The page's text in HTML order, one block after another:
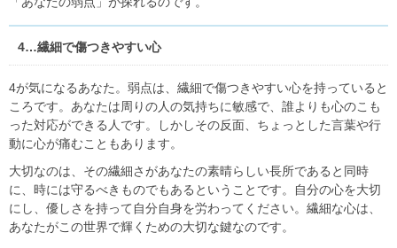
4…繊細で傷つきやすい心
4が気になるあなた。弱点は、繊細で傷つきやすい心を持っていると
ころです。あなたは周りの人の気持ちに敏感で、誰よりも心のこも
った対応ができる人です。しかしその反面、ちょっとした言葉や行
動に心が痛むこともあります。
大切なのは、その繊細さがあなたの素晴らしい長所であると同時
に、時には守るべきものでもあるということです。自分の心を大切
にし、優しさを持って自分自身を労わってください。繊細な心は、
あなたがこの世界で輝くための大切な鍵なのです。